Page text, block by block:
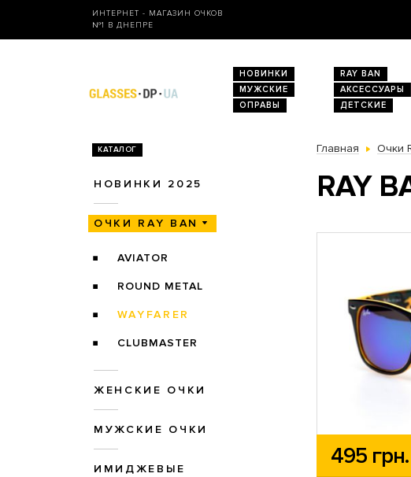
ИНТЕРНЕТ - МАГАЗИН ОЧКОВ
№1 В ДНЕПРЕ
НОВИНКИ RAY BAN
МУЖСКИЕ
АКСЕССУАРЫ
ОПРАВЫ
ДЕТСКИЕ
КАТАЛОГ
НОВИНКИ 2025
ОЧКИ RAY BAN
AVIATOR
ROUND METAL
WAYFARER
CLUBMASTER
ЖЕНСКИЕ ОЧКИ
МУЖСКИЕ ОЧКИ
ИМИДЖЕВЫЕ
Главная Очки
RAY
495 грн.